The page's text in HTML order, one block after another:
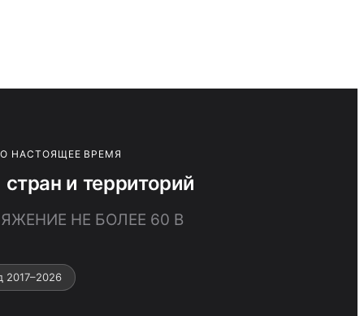
НАСТОЯЩЕЕ ВРЕМЯ
и территорий
НЕ БОЛЕЕ 60 В
2017–2026